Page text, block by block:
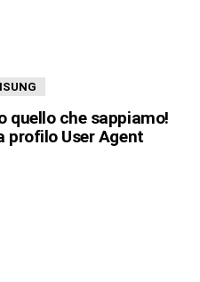
quello che sappiamo!
profilo User Agent